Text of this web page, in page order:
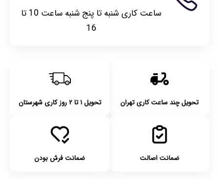
ساعت کاری شنبه تا پنج شنبه ساعت 10 تا
16
تحویل چند ساعت کاری تهران تحویل ۱ تا ۲ روز کاری شهرستان
ضمانت اصالت ضمانت فرش بودن